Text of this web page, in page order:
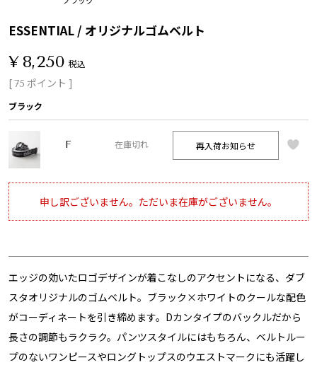
ESSENTIAL / オリジナルゴムベルト
¥ 8,250 税込
[75 ポイント ]
ブラック
F 在庫切れ 再入荷お知らせ
申し訳ございません。ただいま在庫がございません。
エッジの効いたロゴデザインが着こなしのアクセントになる、ダブ
スタオリジナルのゴムベルト。ブラック×ホワイトのクールな配色
がコーディネートを引き締めます。Dカンタイプのバックルだから
長さの調節もラクラク。パンツスタイルにはもちろん、ベルトルー
プのないワンピースやロングトップスのウエストマークにも活躍し